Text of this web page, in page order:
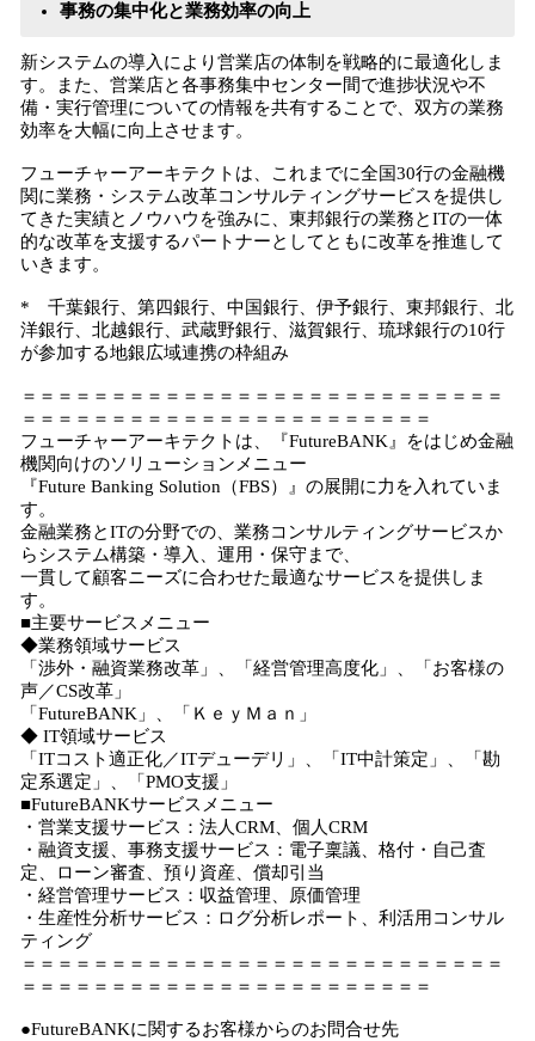
事務の集中化と業務効率の向上
新システムの導入により営業店の体制を戦略的に最適化しま
す。また、営業店と各事務集中センター間で進捗状況や不
備・実行管理についての情報を共有することで、双方の業務
効率を大幅に向上させます。
フューチャーアーキテクトは、これまでに全国30行の金融機
関に業務・システム改革コンサルティングサービスを提供し
てきた実績とノウハウを強みに、東邦銀行の業務とITの一体
的な改革を支援するパートナーとしてともに改革を推進して
いきます。
* 千葉銀行、第四銀行、中国銀行、伊予銀行、東邦銀行、北
洋銀行、北越銀行、武蔵野銀行、滋賀銀行、琉球銀行の10行
が参加する地銀広域連携の枠組み
＝＝＝＝＝＝＝＝＝＝＝＝＝＝＝＝＝＝＝＝＝＝＝＝＝＝＝
＝＝＝＝＝＝＝＝＝＝＝＝＝＝＝＝＝＝＝＝＝＝＝
フューチャーアーキテクトは、『FutureBANK』をはじめ金融
機関向けのソリューションメニュー
『Future Banking Solution（FBS）』の展開に力を入れていま
す。
金融業務とITの分野での、業務コンサルティングサービスか
らシステム構築・導入、運用・保守まで、
一貫して顧客ニーズに合わせた最適なサービスを提供しま
す。
■主要サービスメニュー
◆業務領域サービス
「渉外・融資業務改革」、「経営管理高度化」、「お客様の
声／CS改革」
「FutureBANK」、「ＫｅｙＭａｎ」
◆ IT領域サービス
「ITコスト適正化／ITデューデリ」、「IT中計策定」、「勘
定系選定」、「PMO支援」
■FutureBANKサービスメニュー
・営業支援サービス：法人CRM、個人CRM
・融資支援、事務支援サービス：電子稟議、格付・自己査
定、ローン審査、預り資産、償却引当
・経営管理サービス：収益管理、原価管理
・生産性分析サービス：ログ分析レポート、利活用コンサル
ティング
＝＝＝＝＝＝＝＝＝＝＝＝＝＝＝＝＝＝＝＝＝＝＝＝＝＝＝
＝＝＝＝＝＝＝＝＝＝＝＝＝＝＝＝＝＝＝＝＝＝＝
●FutureBANKに関するお客様からのお問合せ先